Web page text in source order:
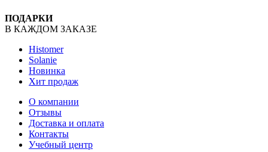
ПОДАРКИ
В КАЖДОМ ЗАКАЗЕ
Histomer
Solanie
Новинка
Хит продаж
О компании
Отзывы
Доставка и оплата
Контакты
Учебный центр